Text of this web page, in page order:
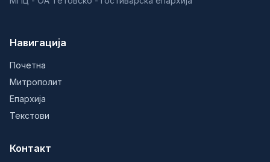
Навигација
Почетна
Митрополит
Епархија
Текстови
Контакт